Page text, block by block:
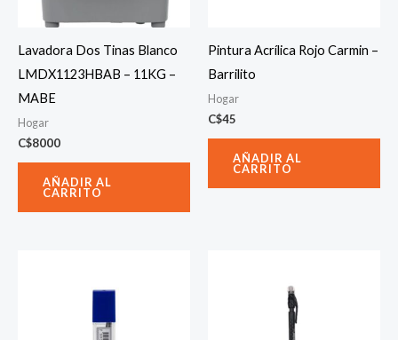
Lavadora Dos Tinas Blanco
LMDX1123HBAB – 11KG –
MABE
Hogar
C$8000
AÑADIR AL
CARRITO
Pintura Acrílica Rojo Carmin –
Barrilito
Hogar
C$45
AÑADIR AL
CARRITO